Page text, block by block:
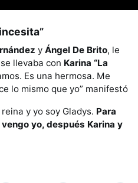
y Ángel De Brito, le
llevaba con Karina “La
Es una hermosa. Me
lo mismo que yo” manifestó
y yo soy Gladys. Para
yo, después Karina y